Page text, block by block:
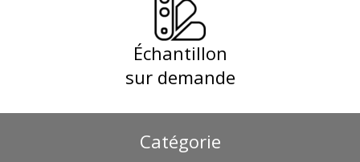
Échantillon
sur demande
Catégorie